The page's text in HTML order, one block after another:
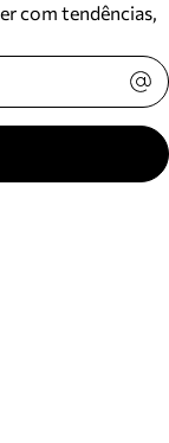
com tendências,